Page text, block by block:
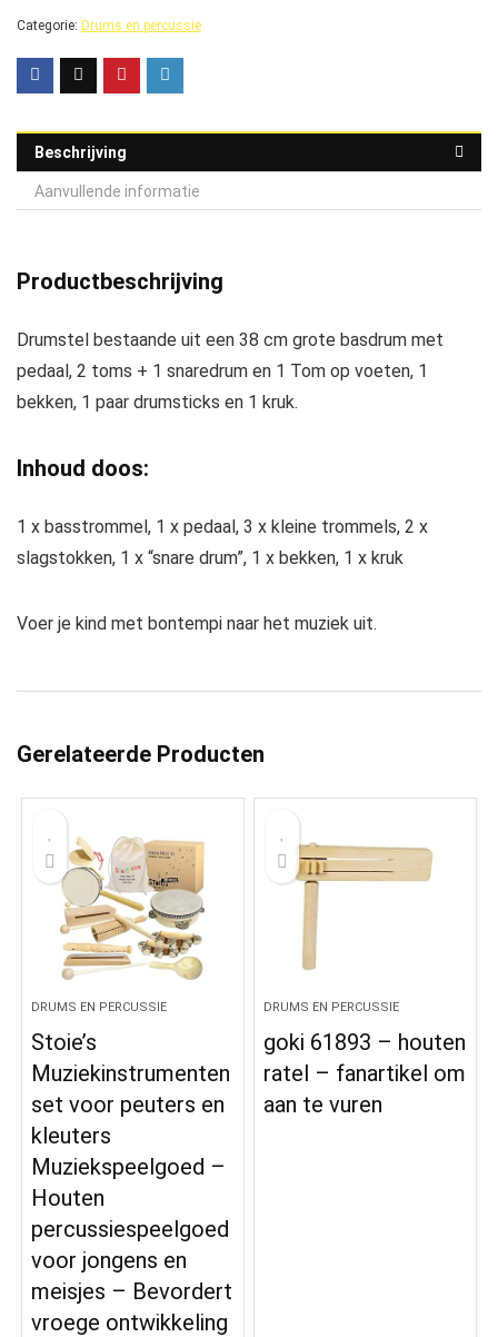
Categorie: Drums en percussie
Beschrijving
Aanvullende informatie
Productbeschrijving
Drumstel bestaande uit een 38 cm grote basdrum met
pedaal, 2 toms + 1 snaredrum en 1 Tom op voeten, 1
bekken, 1 paar drumsticks en 1 kruk.
Inhoud doos:
1 x basstrommel, 1 x pedaal, 3 x kleine trommels, 2 x
slagstokken, 1 x “snare drum”, 1 x bekken, 1 x kruk
Voer je kind met bontempi naar het muziek uit.
Gerelateerde Producten
DRUMS EN PERCUSSIE
Stoie’s
Muziekinstrumenten
set voor peuters en
kleuters
Muziekspeelgoed –
Houten
percussiespeelgoed
voor jongens en
meisjes – Bevordert
vroege ontwikkeling
DRUMS EN PERCUSSIE
goki 61893 – houten
ratel – fanartikel om
aan te vuren